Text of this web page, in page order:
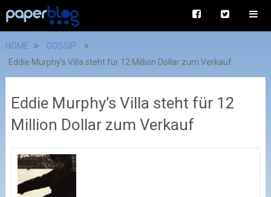
HOME
GOSSIP
Eddie Murphy’s Villa steht für 12 Million Dollar zum Verkauf
Eddie Murphy’s Villa steht für 12
Million Dollar zum Verkauf